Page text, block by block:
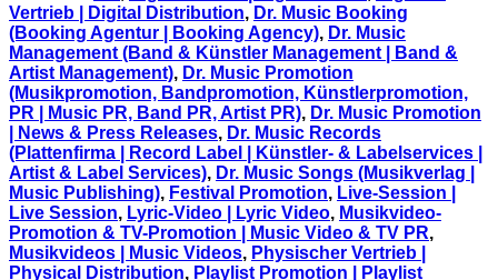
Vertrieb | Digital Distribution, Dr. Music Booking
(Booking Agentur | Booking Agency), Dr. Music
Management (Band & Künstler Management | Band &
Artist Management), Dr. Music Promotion
(Musikpromotion, Bandpromotion, Künstlerpromotion,
PR | Music PR, Band PR, Artist PR), Dr. Music Promotion
| News & Press Releases, Dr. Music Records
(Plattenfirma | Record Label | Künstler- & Labelservices |
Artist & Label Services), Dr. Music Songs (Musikverlag |
Music Publishing), Festival Promotion, Live-Session |
Live Session, Lyric-Video | Lyric Video, Musikvideo-
Promotion & TV-Promotion | Music Video & TV PR,
Musikvideos | Music Videos, Physischer Vertrieb |
Physical Distribution, Playlist Promotion | Playlist